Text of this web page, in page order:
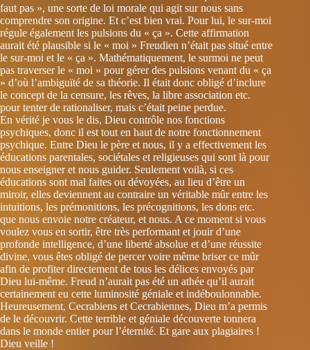
faut pas », une sorte de loi morale qui agit sur nous sans
comprendre son origine. Et c’est bien vrai. Pour lui, le sur-moi
régule également les pulsions du « ça ». Cette affirmation
aurait été plausible si le « moi » Freudien n’était pas situé entre
le sur-moi et le « ça ». Mathématiquement, le surmoi ne peut
pas traverser le « moi » pour gérer des pulsions venant du « ça
» d’où l’ambiguïté de sa théorie. Il était donc obligé d’inclure
le concept de la censure, les rêves, la libre association etc.
pour tenter de rationaliser, mais c’était peine perdue.
En vérité je vous le dis, Dieu contrôle nos fonctions
psychiques, donc il est tout en haut de notre fonctionnement
psychique. Entre Dieu le père et nous, il y a effectivement les
éducations parentales, sociétales et religieuses qui sont là pour
nous enseigner et nous guider. Seulement voilà, si ces
éducations sont mal faites ou dévoyées, au lieu d’être un
miroir, elles deviennent au contraire un véritable mûr entre les
intuitions, les prémonitions, les précognitions, les dons etc.
que nous envoie notre créateur, et nous. A ce moment si vous
voulez vous en sortir, être très performant et jouir d’une
profonde intelligence, d’une liberté absolue et d’une réussite
divine, vous êtes obligé de percer voire même briser ce mûr
afin de profiter directement de tous les délices envoyés par
Dieu lui-même. Freud n’aurait pas été un athée qu’il aurait
certainement eu cette luminosité géniale et indéboulonnable.
Heureusement, Cecrabiens et Cecrabiennes, Dieu m’a permis
de le découvrir. Cette terrible et géniale découverte tonnera
dans le monde entier pour l’éternité. Et gare aux plagiaires !
Dieu veille !